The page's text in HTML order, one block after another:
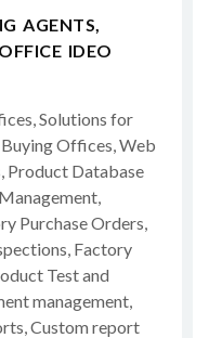
AGENTS,
IDEO
Solutions for
Offices, Web
Product Database
Purchase Orders,
Factory
Test and
management,
Custom report